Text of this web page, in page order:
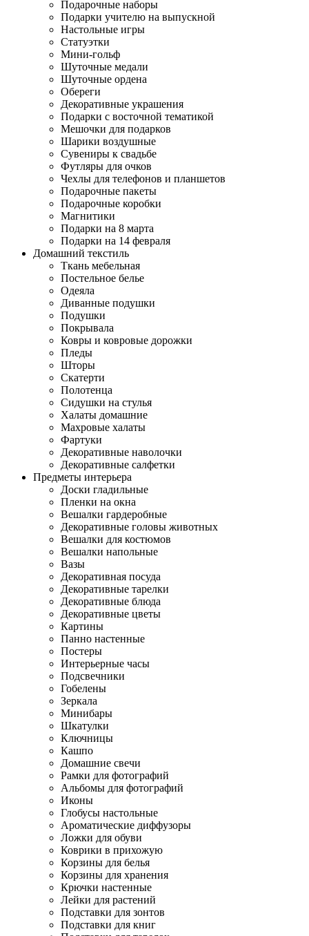
Подарочные наборы
Подарки учителю на выпускной
Настольные игры
Статуэтки
Мини-гольф
Шуточные медали
Шуточные ордена
Обереги
Декоративные украшения
Подарки с восточной тематикой
Мешочки для подарков
Шарики воздушные
Сувениры к свадьбе
Футляры для очков
Чехлы для телефонов и планшетов
Подарочные пакеты
Подарочные коробки
Магнитики
Подарки на 8 марта
Подарки на 14 февраля
Домашний текстиль
Ткань мебельная
Постельное белье
Одеяла
Диванные подушки
Подушки
Покрывала
Ковры и ковровые дорожки
Пледы
Шторы
Скатерти
Полотенца
Сидушки на стулья
Халаты домашние
Махровые халаты
Фартуки
Декоративные наволочки
Декоративные салфетки
Предметы интерьера
Доски гладильные
Пленки на окна
Вешалки гардеробные
Декоративные головы животных
Вешалки для костюмов
Вешалки напольные
Вазы
Декоративная посуда
Декоративные тарелки
Декоративные блюда
Декоративные цветы
Картины
Панно настенные
Постеры
Интерьерные часы
Подсвечники
Гобелены
Зеркала
Минибары
Шкатулки
Ключницы
Кашпо
Домашние свечи
Рамки для фотографий
Альбомы для фотографий
Иконы
Глобусы настольные
Ароматические диффузоры
Ложки для обуви
Коврики в прихожую
Корзины для белья
Корзины для хранения
Крючки настенные
Лейки для растений
Подставки для зонтов
Подставки для книг